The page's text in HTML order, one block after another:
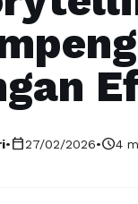
•calendar_today27/02/2026•schedule4